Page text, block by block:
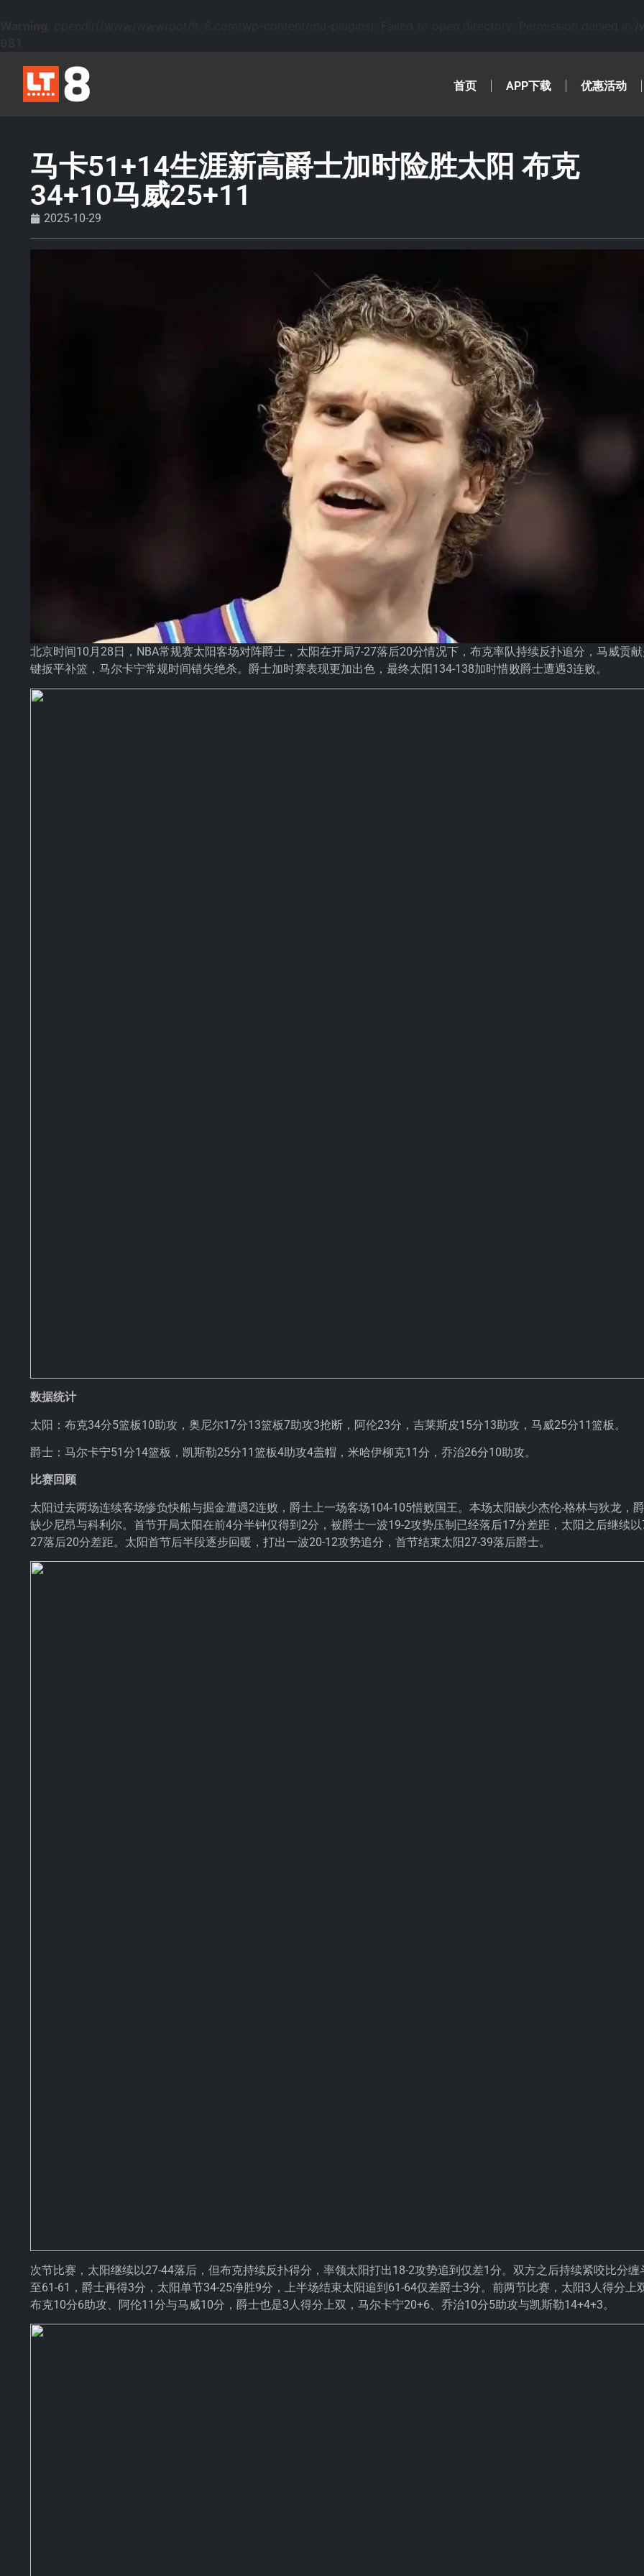
首页 APP下载 优惠活动
马卡51+14生涯新高爵士加时险胜太阳 布克
34+10马威25+11
2025-10-29
北京时间10月28日，NBA常规赛太阳客场对阵爵士，太阳在开局7-27落后20分情况下，布克率队持续反扑追分，马威贡
键扳平补篮， 马尔卡宁常规时间错失绝杀。爵士加时赛表现更加出色，最终太阳134-138加时惜败爵士遭遇3连败。
数据统计
太阳：布克34分5篮板10助攻， 奥尼尔17分13篮板7助攻3抢断，阿伦23分，吉莱斯皮15分13助攻，马威25分11篮板。
爵士：马尔卡宁51分14篮板，凯斯勒25分11篮板4助攻4盖帽，米哈伊柳克11分，乔治26分10助攻。
比赛回顾
太阳过去两场连续客场惨负快船与掘金遭遇2连败，爵士上一场客场104-105惜败国王。本场太阳缺少杰伦-格林与狄龙，
缺少尼昂与科利尔。首节开局太阳在前4分半钟仅得到2分，被爵士一波19-2攻势压制已经落后17分差距，太阳之后继续以
27落后20分差距。太阳首节后半段逐步回暖，打出一波20-12攻势追分，首节结束太阳27-39落后爵士。
次节比赛，太阳继续以27-44落后，但布克持续反扑得分，率领太阳打出18-2攻势追到仅差1分。双方之后持续紧咬比分缠
至61-61，爵士再得3分，太阳单节34-25净胜9分，上半场结束太阳追到61-64仅差爵士3分。前两节比赛，太阳3人得分上
布克10分6助攻、阿伦11分与马威10分，爵士也是3人得分上双，马尔卡宁20+6、乔治10分5助攻与凯斯勒14+4+3。